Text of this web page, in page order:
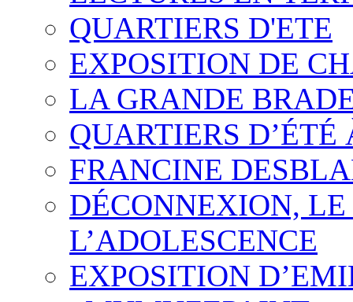
QUARTIERS D'ETE
EXPOSITION DE
LA GRANDE
QUARTIERS D’ÉTÉ
FRANCINE
DÉCONNEXION,
L’ADOLESCENCE
EXPOSITION